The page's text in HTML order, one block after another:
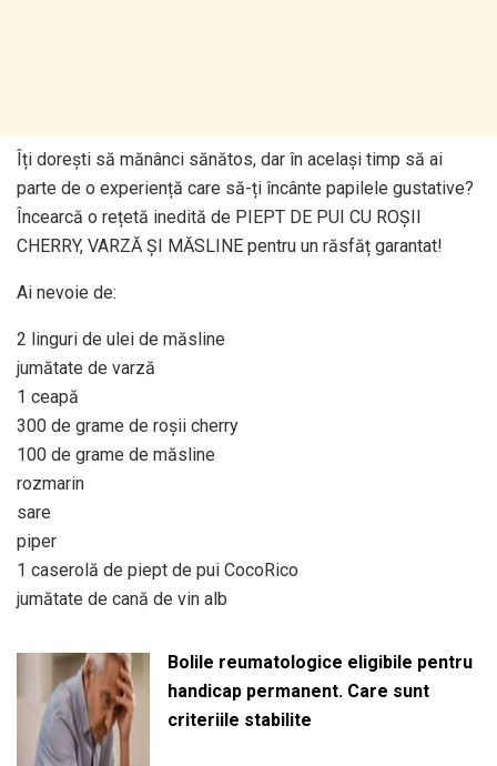
Îți dorești să mănânci sănătos, dar în același timp să ai
parte de o experiență care să-ți încânte papilele gustative?
Încearcă o rețetă inedită de PIEPT DE PUI CU ROȘII
CHERRY, VARZĂ ȘI MĂSLINE pentru un răsfăț garantat!
Ai nevoie de:
2 linguri de ulei de măsline
jumătate de varză
1 ceapă
300 de grame de roșii cherry
100 de grame de măsline
rozmarin
sare
piper
1 caserolă de piept de pui CocoRico
jumătate de cană de vin alb
Bolile reumatologice eligibile pentru
handicap permanent. Care sunt
criteriile stabilite